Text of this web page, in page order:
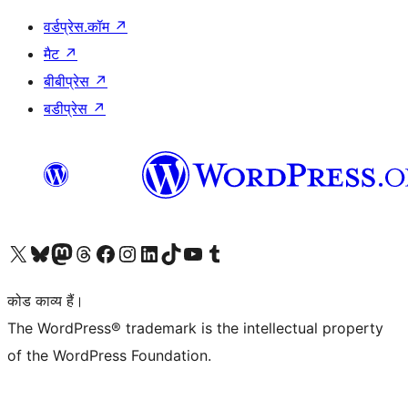
वर्डप्रेस.कॉम ↗
मैट ↗
बीबीप्रेस ↗
बडीप्रेस ↗
Visit our X (formerly Twitter) account
हमारे बलुस्की खाते पर जाएँVisit our Mastodon account
हमारे थ्रेड्स अकाउंट पर जाएंहमारे फेसबुक पेज पर जाएँहमारे इंस्टाग्राम अकाउंट पर जाएंहमारे लिंक्डइन खाते पर जाएँहमारे टिकटॉक खाते पर जाएँहमारे यूट्यूब चैनल पर जाएंहमारे Tumblr खाते पर जाएँ
कोड काव्य हैं।
The WordPress® trademark is the intellectual property
of the WordPress Foundation.